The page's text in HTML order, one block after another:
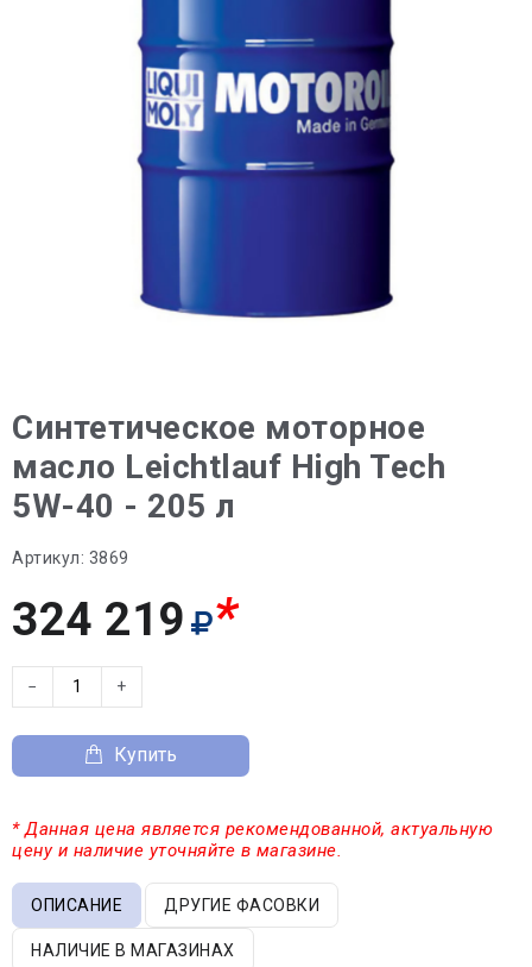
Синтетическое моторное
масло Leichtlauf High Tech
5W-40 - 205 л
Артикул: 3869
324 219 *
− +
Купить
* Данная цена является рекомендованной, актуальную
цену и наличие уточняйте в магазине.
ОПИСАНИЕ ДРУГИЕ ФАСОВКИ
НАЛИЧИЕ В МАГАЗИНАХ